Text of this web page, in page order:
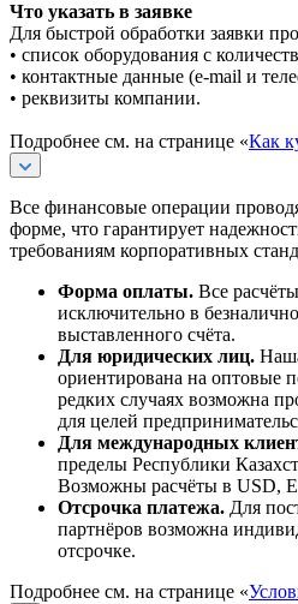
Что указать в заявке
Для быстрой обработки заявки
• список оборудования с
• контактные данные (e-mail и
• реквизиты компании.
Подробнее см. на странице «Как
Все финансовые операции
форме, что гарантирует
требованиям корпоративных
Форма оплаты. Все
исключительно в
выставленного счёта.
Для юридических лиц.
ориентирована на оптовые
редких случаях возможна
для целей
Для международных
пределы Республики
Возможны расчёты в USD,
Отсрочка платежа. Для
партнёров возможна
отсрочке.
Подробнее см. на странице «